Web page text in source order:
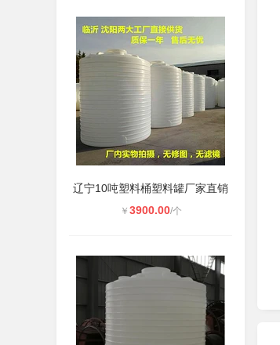
辽宁10吨塑料桶塑料罐厂家直销
￥ 3900.00/个